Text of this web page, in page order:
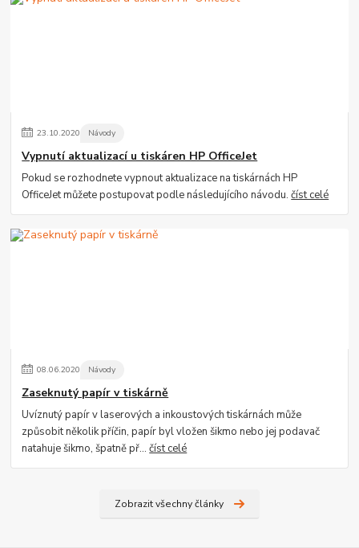
23.10.2020 Návody
Vypnutí aktualizací u tiskáren HP OfficeJet
Pokud se rozhodnete vypnout aktualizace na tiskárnách HP
OfficeJet můžete postupovat podle následujícího návodu.číst celé
08.06.2020 Návody
Zaseknutý papír v tiskárně
Uvíznutý papír v laserových a inkoustových tiskárnách může
způsobit několik příčin, papír byl vložen šikmo nebo jej podavač
natahuje šikmo, špatně př...číst celé
Zobrazit všechny články